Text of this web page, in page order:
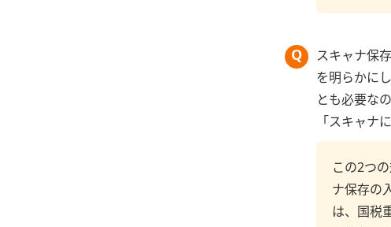
スキャナ保
を明らかに
とも必要な
「スキャナ
この2つ
ナ保存の
は、国税